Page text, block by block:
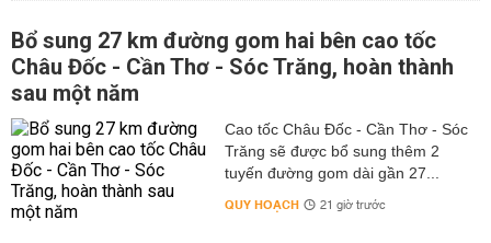
Bổ sung 27 km đường gom hai bên cao tốc
Châu Đốc - Cần Thơ - Sóc Trăng, hoàn thành
sau một năm
Cao tốc Châu Đốc - Cần Thơ - Sóc
Trăng sẽ được bổ sung thêm 2
tuyến đường gom dài gần 27...
QUY HOẠCH 21 giờ trước